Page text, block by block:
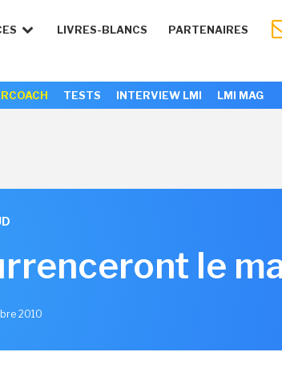
LIVRES-BLANCS PARTENAIRES
TESTS INTERVIEW LMI LMI MAG
le
2010